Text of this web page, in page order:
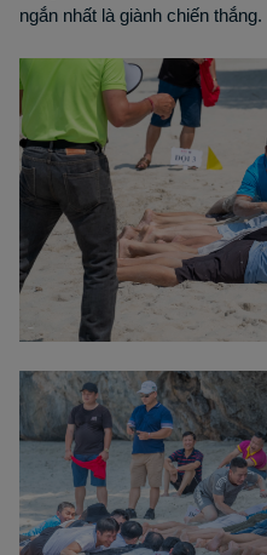
ngắn nhất là giành chiến thắng.